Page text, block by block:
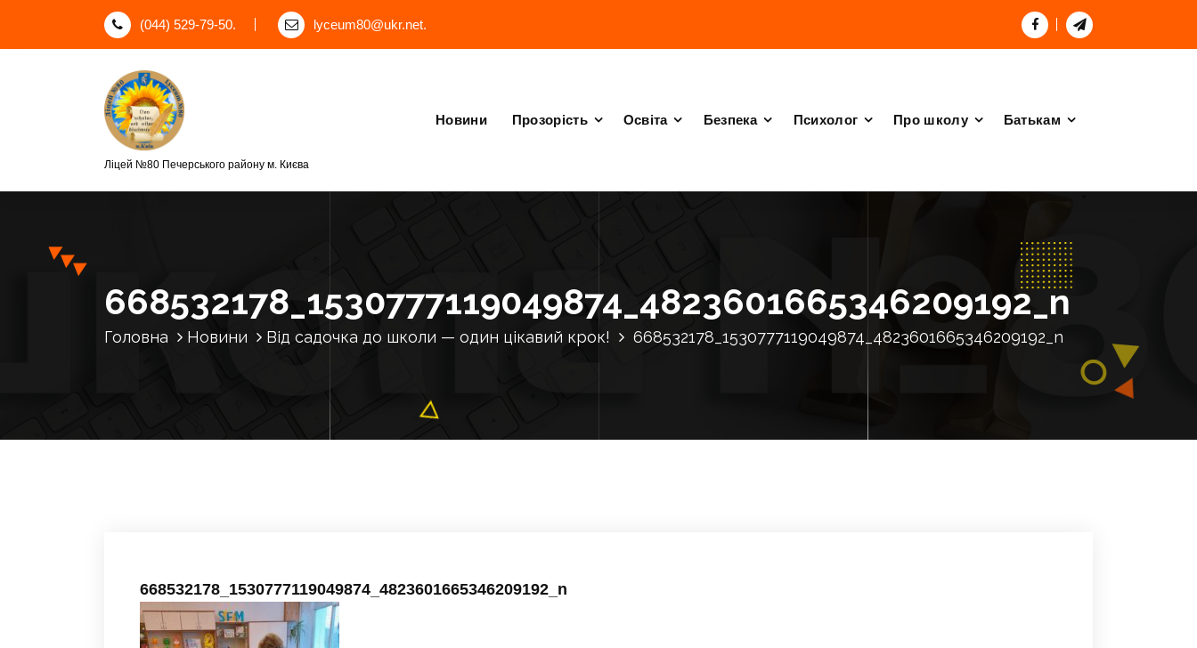
р
(044) 529-79-50. lyceum80@ukr.net.
Ліцей №80 Печерського району м. Києва
Новини Прозорість Освіта Безпека Психолог Про школу Батькам
668532178_1530777119049874_4823601665346209192_n
Головна Новини Від садочка до школи — один цікавий крок! 668532178_1530777119049874_4823601665346209192_n
668532178_1530777119049874_4823601665346209192_n